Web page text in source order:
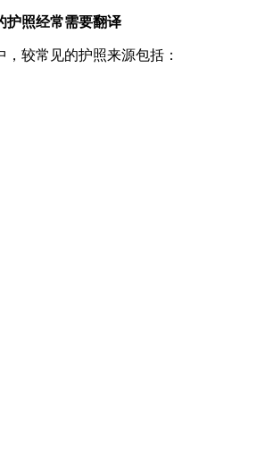
护照经常需要翻译
较常见的护照来源包括：